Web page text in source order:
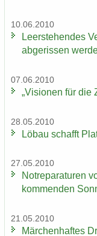
10.06.2010
Leer­ste­hen­des
ab­ge­ris­sen
07.06.2010
„Vi­sio­nen für die
28.05.2010
Löbau schafft
27.05.2010
Not­re­pa­ra­tu­ren
kom­men­den
21.05.2010
Mär­chen­haf­tes